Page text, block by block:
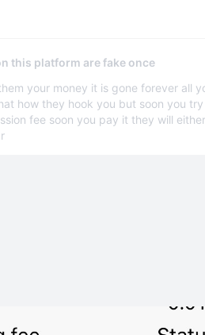
this platform are fake once
your money it is gone forever all
how they hook you but soon you
fee soon you pay it they will